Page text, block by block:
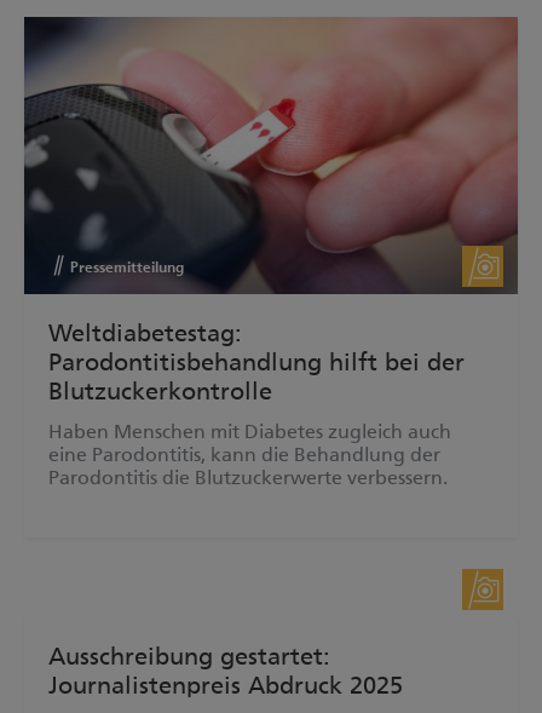
Pressemitteilung
Weltdiabetestag:
Parodontitisbehandlung hilft bei der
Blutzuckerkontrolle
Haben Menschen mit Diabetes zugleich auch
eine Parodontitis, kann die Behandlung der
Parodontitis die Blutzuckerwerte verbessern.
Ausschreibung gestartet:
Journalistenpreis Abdruck 2025